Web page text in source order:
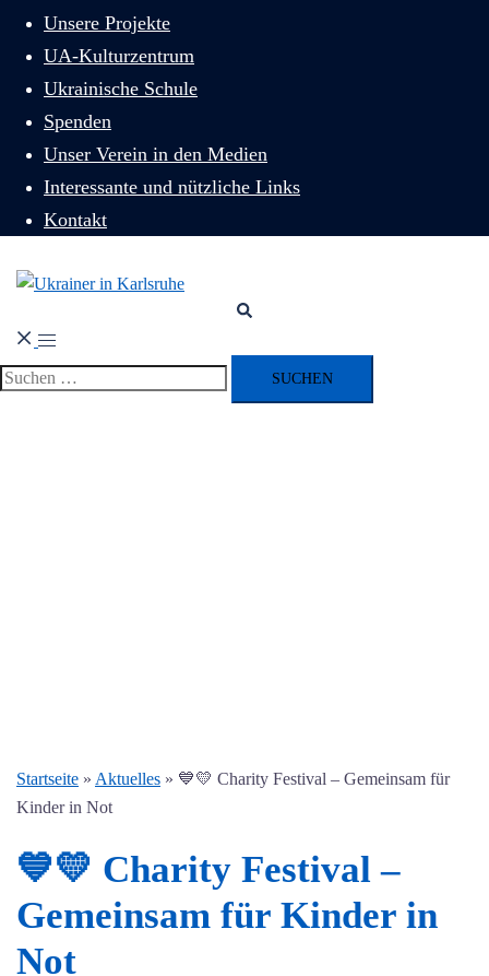
Unsere Projekte
UA-Kulturzentrum
Ukrainische Schule
Spenden
Unser Verein in den Medien
Interessante und nützliche Links
Kontakt
Startseite » Aktuelles » 💙💛 Charity Festival – Gemeinsam für
Kinder in Not
💙💛 Charity Festival –
Gemeinsam für Kinder in
Not